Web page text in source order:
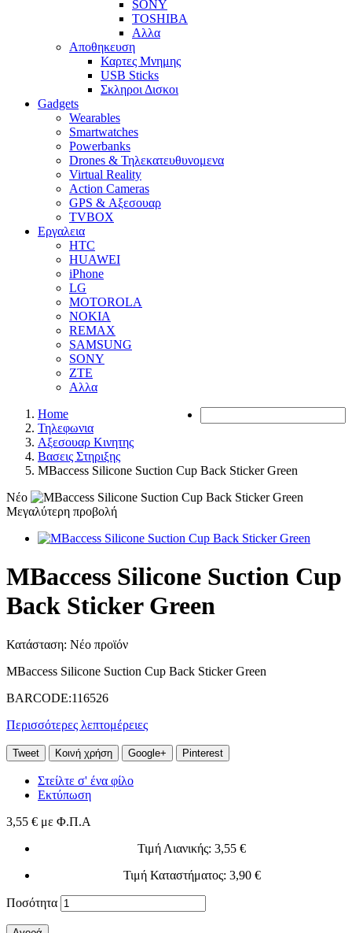
SONY
TOSHIBA
Αλλα
Αποθηκευση
Καρτες Μνημης
USB Sticks
Σκληροι Δισκοι
Gadgets
Wearables
Smartwatches
Powerbanks
Drones & Τηλεκατευθυνομενα
Virtual Reality
Action Cameras
GPS & Αξεσουαρ
TVBOX
Εργαλεια
HTC
HUAWEI
iPhone
LG
MOTOROLA
NOKIA
REMAX
SAMSUNG
SONY
ZTE
Αλλα
Home
Τηλεφωνια
Αξεσουαρ Κινητης
Βασεις Στηριξης
MBaccess Silicone Suction Cup Back Sticker Green
Νέο
Μεγαλύτερη προβολή
MBaccess Silicone Suction Cup
Back Sticker Green
Κατάσταση: Νέο προϊόν
MBaccess Silicone Suction Cup Back Sticker Green
BARCODE:116526
Περισσότερες λεπτομέρειες
Tweet Κοινή χρήση Google+ Pinterest
Στείλτε σ' ένα φίλο
Εκτύπωση
3,55 € με Φ.Π.Α
Τιμή Λιανικής: 3,55 €
Τιμή Καταστήματος: 3,90 €
Ποσότητα